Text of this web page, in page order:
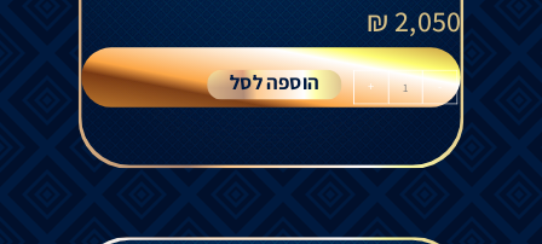
2,050
₪
-
+ הוספה לסל